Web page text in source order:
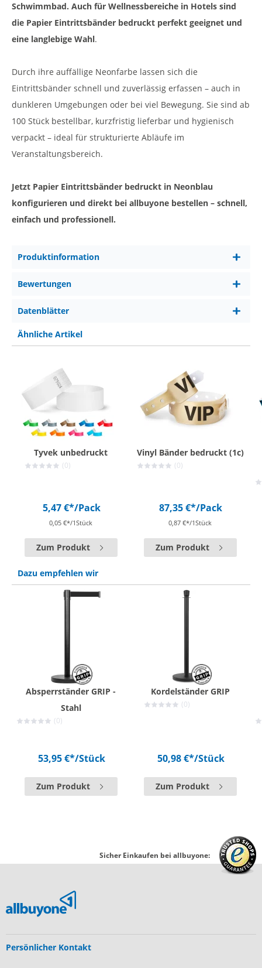
Schwimmbad. Auch für Wellnessbereiche in Hotels sind
die Papier Eintrittsbänder bedruckt perfekt geeignet und
eine langlebige Wahl.
Durch ihre auffällige Neonfarbe lassen sich die
Eintrittsbänder schnell und zuverlässig erfassen – auch in
dunkleren Umgebungen oder bei viel Bewegung. Sie sind ab
100 Stück bestellbar, kurzfristig lieferbar und hygienisch
verpackt – ideal für strukturierte Abläufe im
Veranstaltungsbereich.
Jetzt Papier Eintrittsbänder bedruckt in Neonblau
konfigurieren und direkt bei allbuyone bestellen – schnell,
einfach und professionell.
Produktinformation
Bewertungen
Datenblätter
Ähnliche Artikel
Tyvek unbedruckt
(0)
5,47 €*/Pack
0,05 €*/1Stück
Zum Produkt
Vinyl Bänder bedruckt (1c)
(0)
87,35 €*/Pack
0,87 €*/1Stück
Zum Produkt
Dazu empfehlen wir
Absperrständer GRIP -
Stahl
(0)
53,95 €*/Stück
Zum Produkt
Kordelständer GRIP
(0)
50,98 €*/Stück
Zum Produkt
Sicher Einkaufen bei allbuyone:
Persönlicher Kontakt